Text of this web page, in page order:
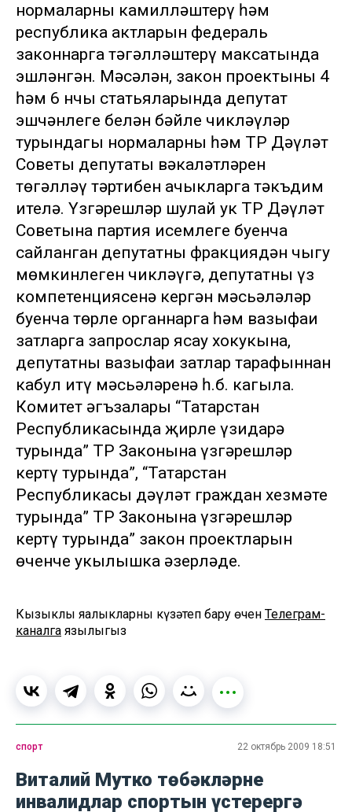
нормаларны камилләштерү һәм
республика актларын федераль
законнарга тәңгәлләштерү максатында
эшләнгән. Мәсәлән, закон проектының 4
һәм 6 нчы статьяларында депутат
эшчәнлеге белән бәйле чикләүләр
турындагы нормаларны һәм ТР Дәүләт
Советы депутаты вәкаләтләрен
төгәлләү тәртибен ачыкларга тәкъдим
ителә. Үзгәрешләр шулай ук ТР Дәүләт
Советына партия исемлеге буенча
сайланган депутатның фракциядән чыгу
мөмкинлеген чикләүгә, депутатның үз
компетенциясенә кергән мәсьәләләр
буенча төрле органнарга һәм вазыфаи
затларга запрослар ясау хокукына,
депутатның вазыфаи затлар тарафыннан
кабул итү мәсьәләренә һ.б. кагыла.
Комитет әгъзалары “Татарстан
Республикасында җирле үзидарә
турында” ТР Законына үзгәрешләр
кертү турында”, “Татарстан
Республикасы дәүләт граждан хезмәте
турында” ТР Законына үзгәрешләр
кертү турында” закон проектларын
өченче укылышка әзерләде.
Кызыклы яңалыкларны күзәтеп бару өчен Телеграм-
каналга язылыгыз
спорт 22 октябрь 2009 18:51
Виталий Мутко төбәкләрне
инвалидлар спортын үстерергә